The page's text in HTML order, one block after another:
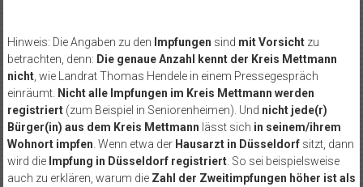
Hinweis: Die Angaben zu den Impfungen sind mit Vorsichtzu
betrachten, denn: Die genaue Anzahl kennt der Kreis Mettmann
nicht, wie Landrat Thomas Hendele in einem Pressegespräch
einräumt. Nicht alle Impfungen im Kreis Mettmann werden
registriert(zum Beispiel in Seniorenheimen). Und nicht jede(r)
Bürger(in) aus dem Kreis Mettmann lässt sich in seinem/ihrem
Wohnort impfen . Wenn etwa der Hausarzt in Düsseldorfsitzt, dann
wird die Impfung in Düsseldorf registriert. So sei beispielsweise
auch zu erklären, warum die Zahl der Zweitimpfungen höher ist als